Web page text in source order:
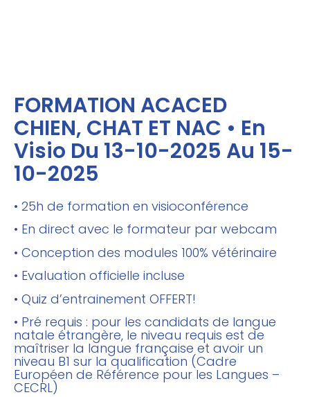
FORMATION ACACED
CHIEN, CHAT ET NAC • En
Visio Du 13-10-2025 Au 15-
10-2025
• 25h de formation en visioconférence
• En direct avec le formateur par webcam
• Conception des modules 100% vétérinaire
• Evaluation officielle incluse
• Quiz d’entrainement OFFERT!
• Pré requis : pour les candidats de langue
natale étrangère, le niveau requis est de
maîtriser la langue française et avoir un
niveau B1 sur la qualification (Cadre
Européen de Référence pour les Langues –
CECRL)